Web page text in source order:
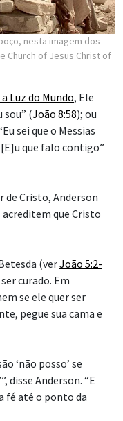
nesta imagem dos
Church of Jesus Christ of
Luz do Mundo, Ele
sou” (João 8:58); ou
sei que o Messias
[E]u que falo contigo”
de Cristo, Anderson
acreditem que Cristo
(verJoão 5:2-
curado. Em
se ele quer ser
pegue sua cama e
‘não posso’ se
disse Anderson. “E
fé até o ponto da